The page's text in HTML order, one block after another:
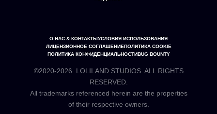
О НАС & КОНТАКТЫУСЛОВИЯ ИСПОЛЬЗОВАНИЯ
ЛИЦЕНЗИОННОЕ СОГЛАШЕНИЕПОЛИТИКА COOKIE
ПОЛИТИКА КОНФИДЕНЦИАЛЬНОСТИBUG BOUNTY
©2020-2026. LOLILAND STUDIOS. ALL RIGHTS
RESERVED.
All trademarks referenced herein are the properties